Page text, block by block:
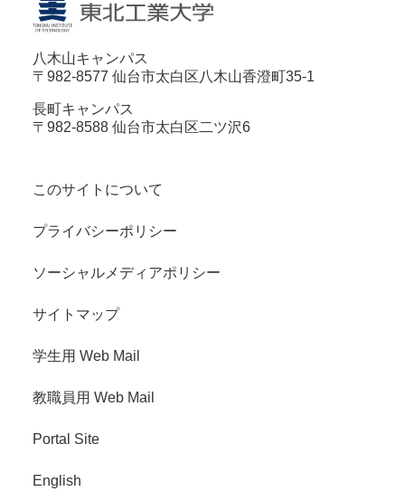
八木山キャンパス
〒982-8577 仙台市太白区八木山香澄町35-1
長町キャンパス
〒982-8588 仙台市太白区二ツ沢6
このサイトについて
プライバシーポリシー
ソーシャルメディアポリシー
サイトマップ
学生用 Web Mail
教職員用 Web Mail
Portal Site
English